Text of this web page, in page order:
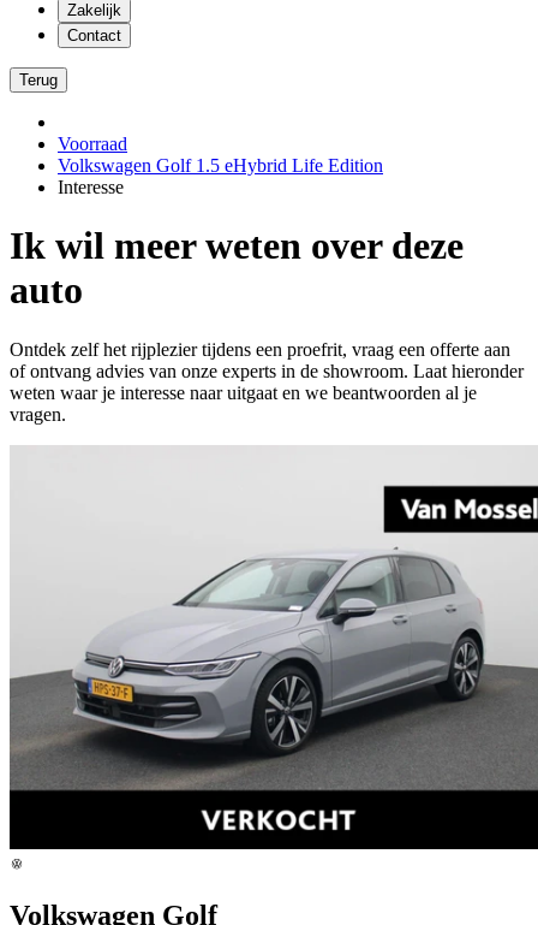
Zakelijk
Contact
Terug
Voorraad
Volkswagen Golf 1.5 eHybrid Life Edition
Interesse
Ik wil meer weten over deze
auto
Ontdek zelf het rijplezier tijdens een proefrit, vraag een offerte aan
of ontvang advies van onze experts in de showroom. Laat hieronder
weten waar je interesse naar uitgaat en we beantwoorden al je
vragen.
Volkswagen Golf